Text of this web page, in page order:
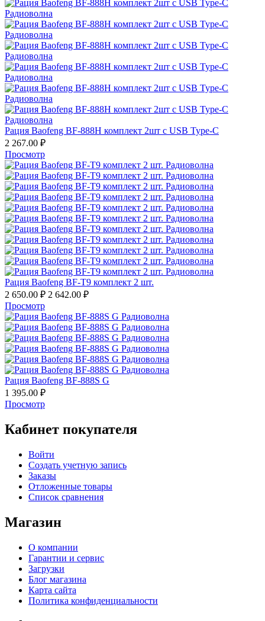
Рация Baofeng BF-888H комплект 2шт с USB Type-C
2 267.00 ₽
Просмотр
Рация Baofeng BF-T9 комплект 2 шт.
2 650.00 ₽ 2 642.00 ₽
Просмотр
Рация Baofeng BF-888S G
1 395.00 ₽
Просмотр
Кабинет покупателя
Войти
Создать учетную запись
Заказы
Отложенные товары
Список сравнения
Магазин
О компании
Гарантии и сервис
Загрузки
Блог магазина
Карта сайта
Политика конфиденциальности